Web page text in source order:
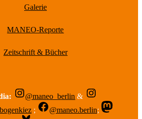
Galerie
MANEO-Reporte
Zeitschrift & Bücher
@maneo_berlin &
; @maneo.berlin;